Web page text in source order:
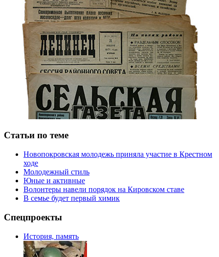
Статьи по теме
Новопокровская молодежь приняла участие в Крестном
ходе
Молодежный стиль
Юные и активные
Волонтеры навели порядок на Кировском ставе
В семье будет первый химик
Спецпроекты
История, память